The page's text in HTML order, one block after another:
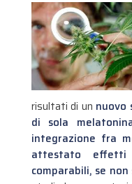
risultati di un nuovo
di sola
integrazione fra
attestato effetti
comparabili, se